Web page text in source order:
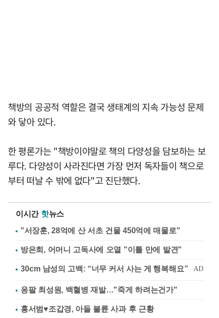
책방의 공공적 역할은 결국 생태계의 지속 가능성 문제
와 닿아 있다.
한 평론가는 "책방이야말로 책의 다양성을 담보하는 보
루다. 다양성이 사라진다면 가장 먼저 독자들이 책으로
부터 떠날 수 밖에 없다"고 진단했다.
이시간 핫뉴스
"서장훈, 28억에 산 서초 건물 450억에 매물로"
방은희, 어머니 고독사에 오열 "이틀 만에 발견"
응팔 최성원, 백혈병 재발…"죽게 하려는건가"
홍서범♥조갑경, 아들 불륜 사과 후 근황